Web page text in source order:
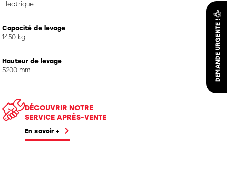
Electrique
Capacité de levage
1450 kg
Hauteur de levage
5200 mm
DÉCOUVRIR NOTRE
SERVICE APRÈS-VENTE
En savoir +